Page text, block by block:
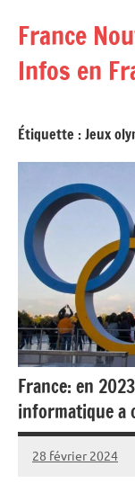
contenu
France
Infos en
Étiquette :Jeux
France: en
informatique a
28 février 2024
Admins